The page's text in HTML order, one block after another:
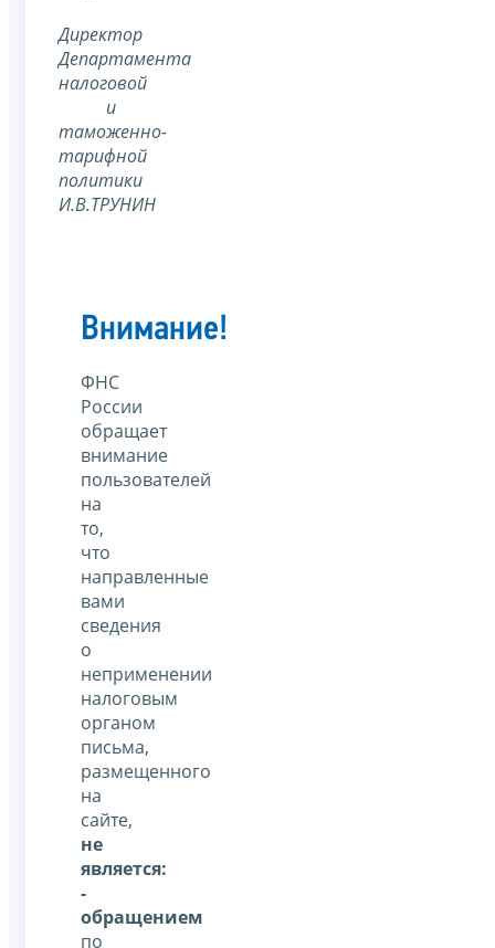
Директор
Департамента
налоговой
и
таможенно-
тарифной
политики
И.В.ТРУНИН
Внимание!
ФНС
России
обращает
внимание
пользователей
на
то,
что
направленные
вами
сведения
о
неприменении
налоговым
органом
письма,
размещенного
на
сайте,
не
является:
-
обращением
по